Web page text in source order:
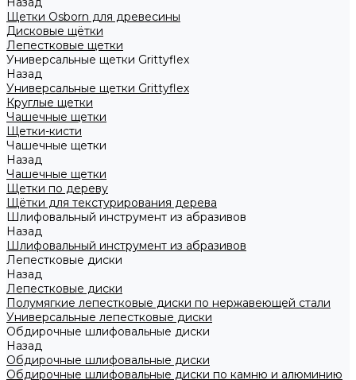
Щетки Osborn для древесины
Дисковые щётки
Лепестковые щетки
Универсальные щетки Grittyflex
Назад
Универсальные щетки Grittyflex
Круглые щетки
Чашечные щетки
Щетки-кисти
Чашечные щетки
Назад
Чашечные щетки
Щетки по дереву
Щётки для текстурирования дерева
Шлифовальный инструмент из абразивов
Назад
Шлифовальный инструмент из абразивов
Лепестковые диски
Назад
Лепестковые диски
Полумягкие лепестковые диски по нержавеющей стали
Универсальные лепестковые диски
Обдирочные шлифовальные диски
Назад
Обдирочные шлифовальные диски
Обдирочные шлифовальные диски по камню и алюминию